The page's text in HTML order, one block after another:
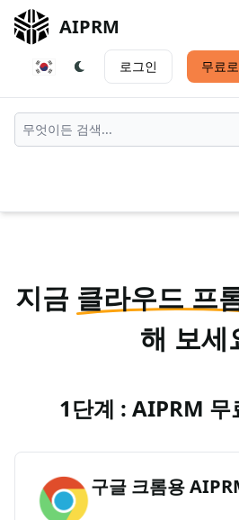
AIPRM
로그인 무료
지금 클라우드 프
해 보세
1단계 : AIPRM 무
구글 크롬용